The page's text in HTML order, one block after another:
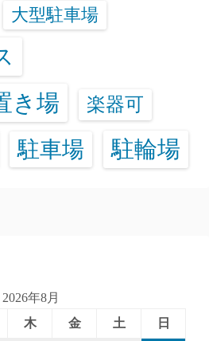
大型駐車場
き場
楽器可
駐車場 駐輪場
2026年8月
木 金 土 日